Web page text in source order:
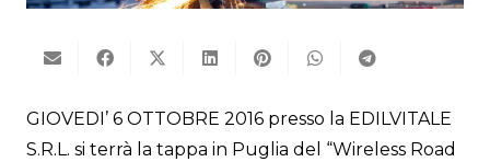
GIOVEDI’ 6 OTTOBRE 2016 presso la EDILVITALE
S.R.L. si terrà la tappa in Puglia del “Wireless Road